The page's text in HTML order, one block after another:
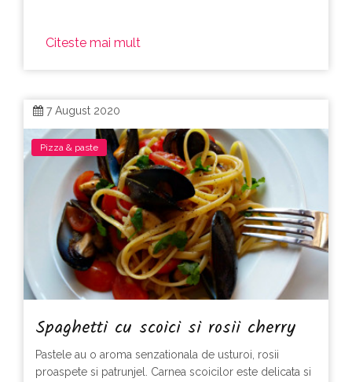
Citeste mai mult
7 August 2020
Pizza & paste
Spaghetti cu scoici si rosii cherry
Pastele au o aroma senzationala de usturoi, rosii
proaspete si patrunjel. Carnea scoicilor este delicata si